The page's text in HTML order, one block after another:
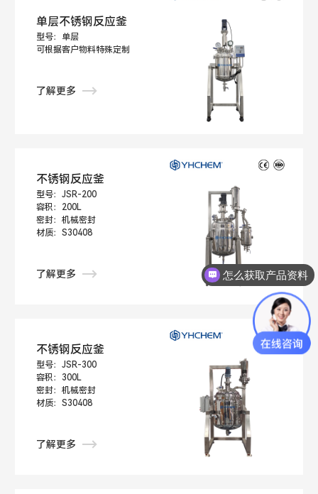
单层不锈钢反应釜
型号：单层
可根据客户物料特殊定制
了解更多
不锈钢反应釜
型号：JSR-200
容积：200L
密封：机械密封
材质：S30408
了解更多
不锈钢反应釜
型号：JSR-300
容积：300L
密封：机械密封
材质：S30408
了解更多
怎么获取产品资料